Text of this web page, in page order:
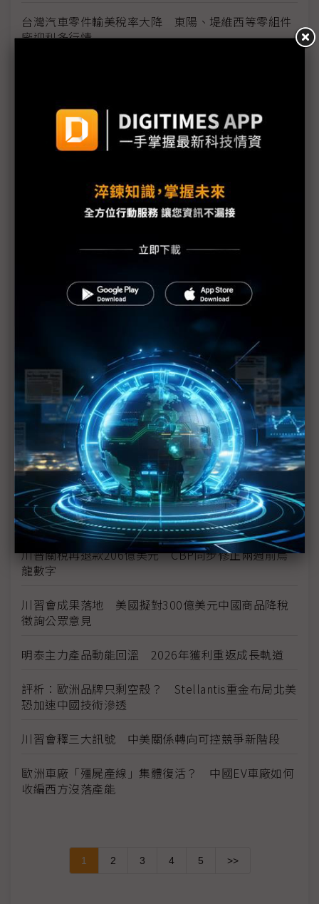
台灣汽車零件輸美稅率大降 東陽、堤維西等零組件
廠迎利多行情
朋程擴產搶攻高效車用元件市場 AI伺服器與HVDC
模組拚2027放量
洲市佔首破15%
裕融嚴陳莉蓮：汽車、出行與用車事業的協同發展
具正面意義
新纖：地緣風險是危機也是轉機 三大布局推進成長
台美投資MOU關稅優惠先落地 汽車零組件15%、航
空零件迎近乎免稅
中資背景也能過關 Volvo獲白宮豁免可繼續在美賣
裕隆國產、外銷同步並進 嚴陳莉蓮：AI賦能強化核
心競爭力與轉型
茂林加速東南亞布局 越南新廠2Q量產、泰國建廠規
畫隨後上
川普關稅再退款206億美元 CBP同步修正兩週前烏
龍數字
川習會成果落地 美國擬對300億美元中國商品降稅
徵詢公眾意見
明泰主力產品動能回溫 2026年獲利重返成長軌道
評析：歐洲品牌只剩空殼？ Stellantis重金布局北美
恐加速中國技術滲透
川習會釋三大訊號 中美關係轉向可控競爭新階段
歐洲車廠「殭屍產線」集體復活？ 中國EV車廠如何
收編西方沒落產能
1 2 3 4 5 >>